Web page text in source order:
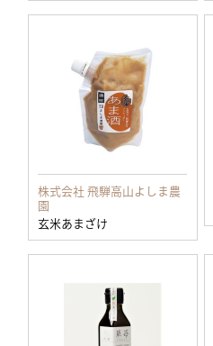
株式会社 飛騨高山よしま農
園
玄米あまざけ